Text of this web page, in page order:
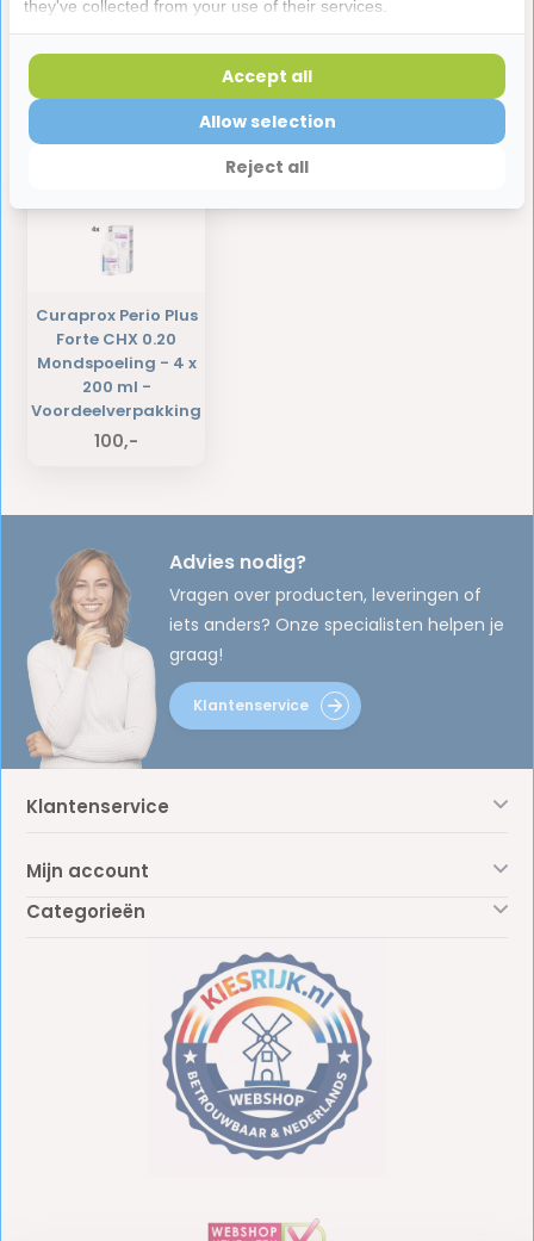
Reviews
Laatst bekeken producten
Curaprox Perio Plus
Forte CHX 0.20
Mondspoeling - 4 x
200 ml -
Voordeelverpakking
100,-
Advies nodig?
Vragen over producten, leveringen of
iets anders? Onze specialisten helpen je
graag!
Klantenservice
Klantenservice
Mijn account
Categorieën
they've collected from your use of their services.
Reject all
Allow selection
Accept all